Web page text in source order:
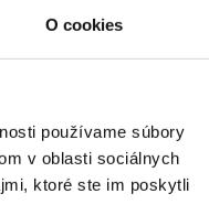
O cookies
používame súbory
v oblasti sociálnych
ktoré ste im poskytli